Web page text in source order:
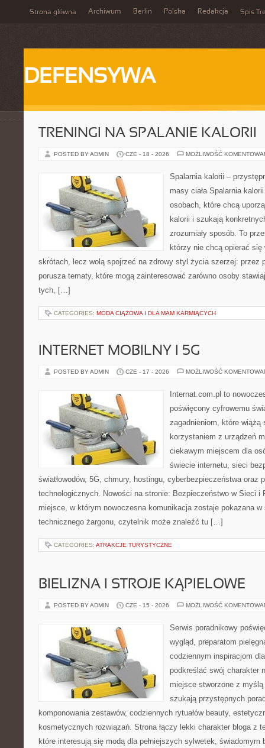
Strona główna Archiwum Berlin Polska Redakcja Spis
DEFENSYWA
TRENINGI NA SPALANIE KALORII
POSTED BY ADMIN CZE - 18 - 2026 MOŻLIWOŚĆ
Spalarnia kalorii –
masy ciała Spalarnia
osobach, które chcą
kalorii i szukają
zrozumiały sposób. To
którzy nie chcą opierać się
skrótach, lecz wolą spojrzeć na zdrowy styl życia szerzej: przez
porusza tematy, które mogą zainteresować zarówno osoby
tych, […]
CATEGORIES: MODA CIĄŻOWA I DLA MAM KARMIĄCYCH
INTERNET MOBILNY I 5G
POSTED BY ADMIN CZE - 17 - 2026 MOŻLIWOŚĆ
Internat.com.pl to
poświęcony cyfrowemu
zagadnieniom, które wiążą
korzystaniem z urządzeń
ciekawym miejscem dla
świecie internetu, sieci
światłowodów, 5G, chmury, hostingu, cyberbezpieczeństwa oraz
technologicznych. Nowości na stronie: Bezpieczeństwo w Sieci i
miejsce, w którym nowoczesna komunikacja zostaje pokazana
technicznego żargonu, czytelnik może znaleźć tu […]
CATEGORIES: ATRAKCJE TURYSTYCZNE
BIELIZNA I STROJE KĄPIELOWE
POSTED BY ADMIN CZE - 15 - 2026 MOŻLIWOŚĆ
Serwis poradnikowy
wygląd, preparatom
codziennym inspiracjom
podkreślać swój charakter
miejsce stworzone z
szukają przystępnych
komponowania zestawów, codziennych rytuałów beauty,
kosmetycznych rozwiązań. Strona łączy lekki charakter bloga z
które interesują się modą dla pełniejszych sylwetek, świadomym